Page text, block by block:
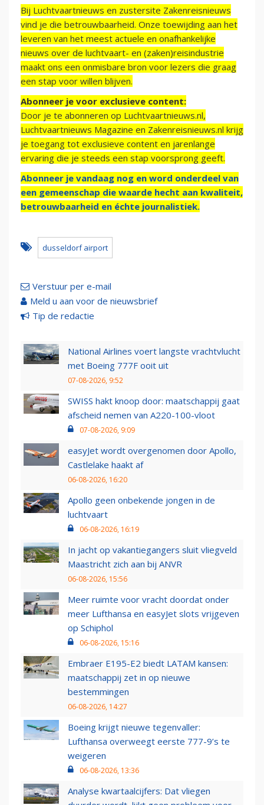
Bij Luchtvaartnieuws en zustersite Zakenreisnieuws
vind je die betrouwbaarheid. Onze toewijding aan het
leveren van het meest actuele en onafhankelijke
nieuws over de luchtvaart- en (zaken)reisindustrie
maakt ons een onmisbare bron voor lezers die graag
een stap voor willen blijven.
Abonneer je voor exclusieve content:
Door je te abonneren op Luchtvaartnieuws.nl,
Luchtvaartnieuws Magazine en Zakenreisnieuws.nl krijg
je toegang tot exclusieve content en jarenlange
ervaring die je steeds een stap voorsprong geeft.
Abonneer je vandaag nog en word onderdeel van
een gemeenschap die waarde hecht aan kwaliteit,
betrouwbaarheid en échte journalistiek.
dusseldorf airport
Verstuur per e-mail
Meld u aan voor de nieuwsbrief
Tip de redactie
National Airlines voert langste vrachtvlucht
met Boeing 777F ooit uit
07-08-2026, 9:52
SWISS hakt knoop door: maatschappij gaat
afscheid nemen van A220-100-vloot
07-08-2026, 9:09
easyJet wordt overgenomen door Apollo,
Castlelake haakt af
06-08-2026, 16:20
Apollo geen onbekende jongen in de
luchtvaart
06-08-2026, 16:19
In jacht op vakantiegangers sluit vliegveld
Maastricht zich aan bij ANVR
06-08-2026, 15:56
Meer ruimte voor vracht doordat onder
meer Lufthansa en easyJet slots vrijgeven
op Schiphol
06-08-2026, 15:16
Embraer E195-E2 biedt LATAM kansen:
maatschappij zet in op nieuwe
bestemmingen
06-08-2026, 14:27
Boeing krijgt nieuwe tegenvaller:
Lufthansa overweegt eerste 777-9’s te
weigeren
06-08-2026, 13:36
Analyse kwartaalcijfers: Dat vliegen